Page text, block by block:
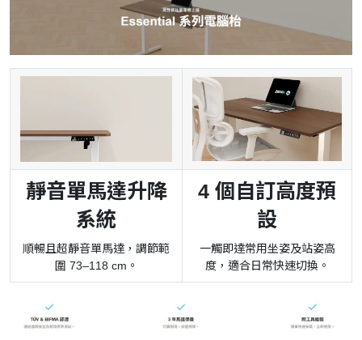
靜音單馬達升降
系統
順暢且超靜音單馬達，調節範
圍 73–118 cm。
4 個自訂高度預
設
一觸即達常用坐姿及站姿高
度，適合日常快速切換。